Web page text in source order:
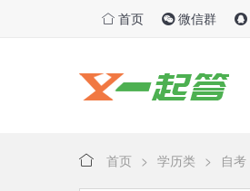
首页 微信群
首页 > 学历类 > 自考